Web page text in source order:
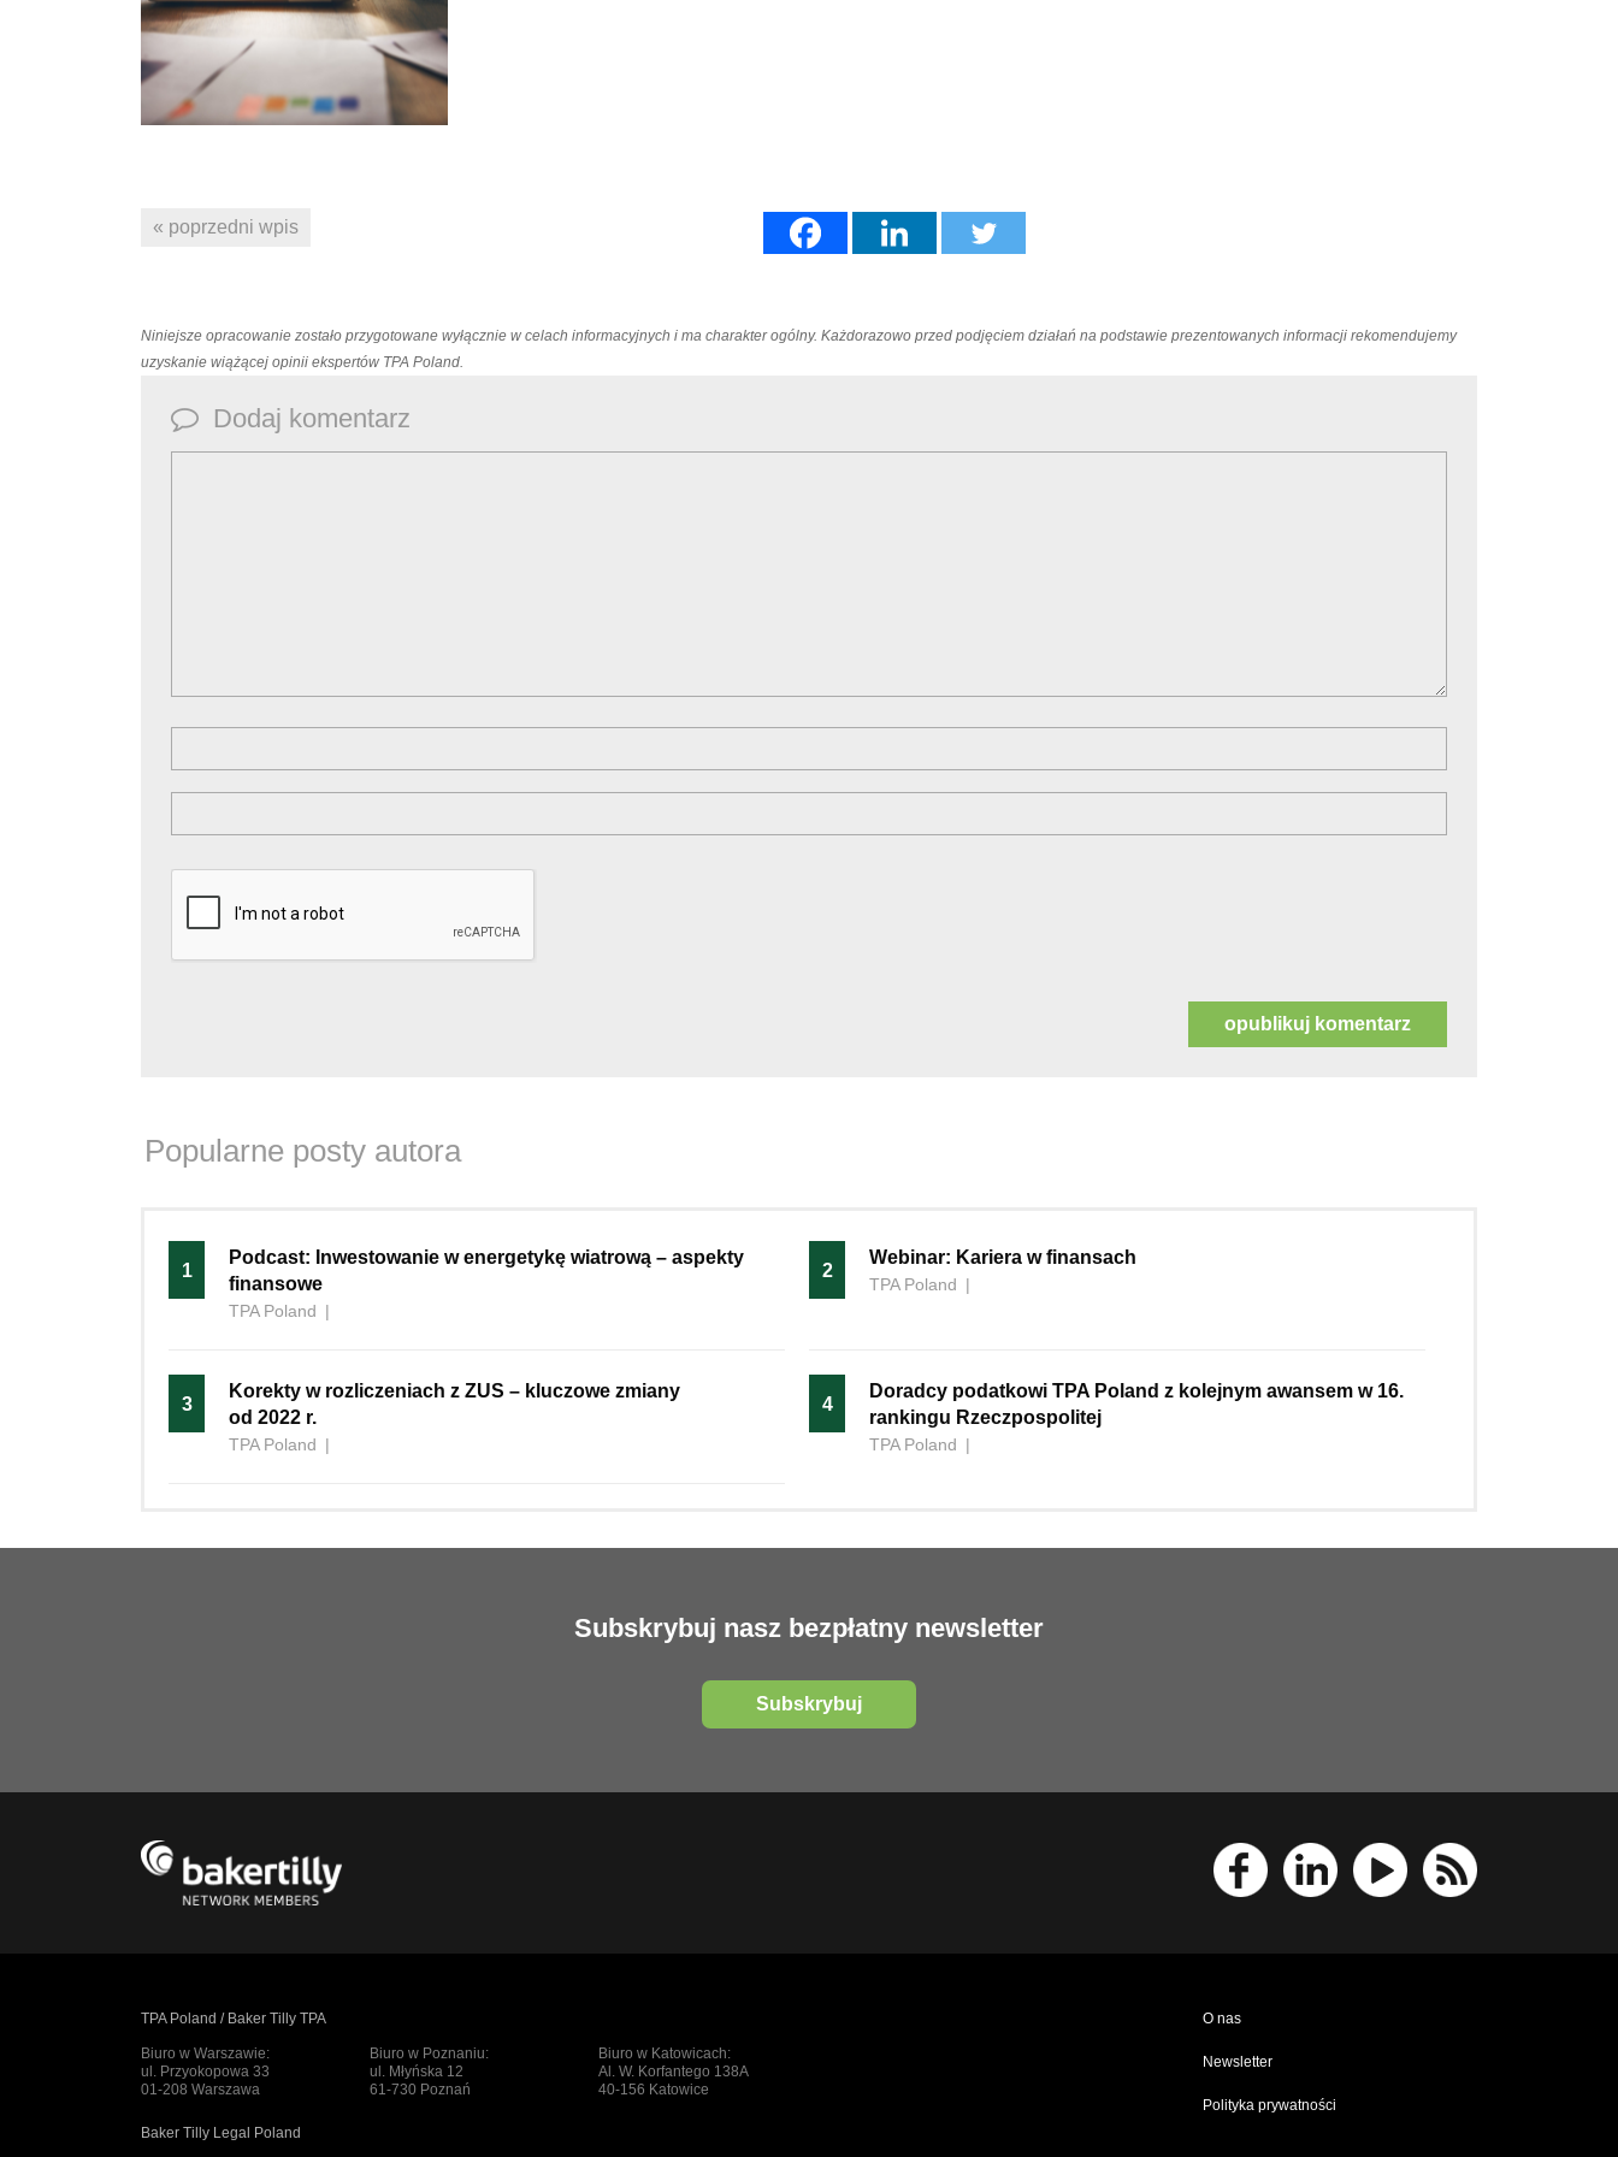
« poprzedni wpis
Niniejsze opracowanie zostało przygotowane wyłącznie w celach informacyjnych i ma charakter ogólny. Każdorazowo przed podjęciem działań na podstawie prezentowanych informacji rekomendujemy
uzyskanie wiążącej opinii ekspertów TPA Poland.
Dodaj komentarz
Popularne posty autora
1
Podcast: Inwestowanie w energetykę wiatrową – aspekty
finansowe
TPA Poland |
2
Webinar: Kariera w finansach
TPA Poland |
3
Korekty w rozliczeniach z ZUS – kluczowe zmiany
od 2022 r.
TPA Poland |
4
Doradcy podatkowi TPA Poland z kolejnym awansem w 16.
rankingu Rzeczpospolitej
TPA Poland |
Subskrybuj nasz bezpłatny newsletter
Subskrybuj
TPA Poland / Baker Tilly TPA
Biuro w Warszawie:
ul. Przyokopowa 33
01-208 Warszawa
Biuro w Poznaniu:
ul. Młyńska 12
61-730 Poznań
Biuro w Katowicach:
Al. W. Korfantego 138A
40-156 Katowice
Baker Tilly Legal Poland
O nas
Newsletter
Polityka prywatności